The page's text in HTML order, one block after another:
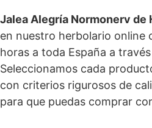
Jalea Alegría Normonerv de
en nuestro herbolario online
horas a toda España a
Seleccionamos cada
con criterios rigurosos de
para que puedas comprar